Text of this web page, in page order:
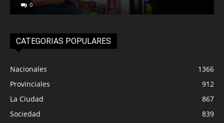
0
CATEGORIAS POPULARES
Nacionales
1366
Provinciales
912
La Ciudad
867
Sociedad
839